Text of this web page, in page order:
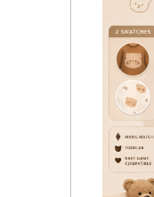
Jacket